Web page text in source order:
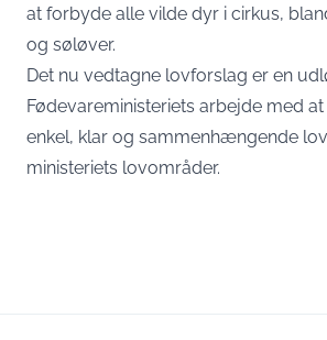
at forbyde alle vilde dyr i cirkus,
og søløver.
Det nu vedtagne lovforslag er en
Fødevareministeriets arbejde med
enkel, klar og sammenhængende
ministeriets lovområder.